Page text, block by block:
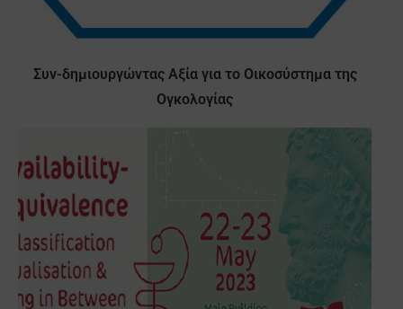
Συν-δημιουργώντας Αξία για το Οικοσύστημα της
Ογκολογίας